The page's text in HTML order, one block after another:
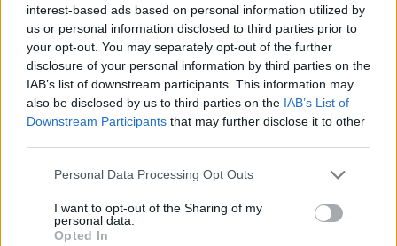
interest-based ads based on personal information utilized by
us or personal information disclosed to third parties prior to
your opt-out. You may separately opt-out of the further
disclosure of your personal information by third parties on the
IAB’s list of downstream participants. This information may
also be disclosed by us to third parties on the IAB’s List of
Downstream Participants that may further disclose it to other
Personal Data Processing Opt Outs
I want to opt-out of the Sharing of my
personal data.
Opted In
SHBA planifikon paketë
prej 1 miliard dollarësh për
Kolumbinë pas zgjedhjes
së Abelardo de la
Zelensky në Beograd për
takimin me Vuçiçin: Kievi
synon ta largojë Serbinë
nga kampi rus